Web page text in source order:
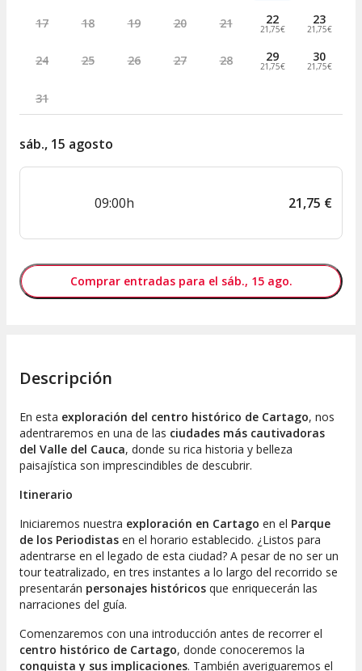
17 18 19 20 21 22
21,75€
23
21,75€
24 25 26 27 28 29
21,75€
30
21,75€
31
sáb., 15 agosto
09:00h 21,75 €
Comprar entradas para el sáb., 15 ago.
Descripción
En esta exploración del centro histórico de Cartago, nos
adentraremos en una de las ciudades más cautivadoras
del Valle del Cauca, donde su rica historia y belleza
paisajística son imprescindibles de descubrir.
Itinerario
Iniciaremos nuestra exploración en Cartago en el Parque
de los Periodistas en el horario establecido. ¿Listos para
adentrarse en el legado de esta ciudad? A pesar de no ser un
tour teatralizado, en tres instantes a lo largo del recorrido se
presentarán personajes históricos que enriquecerán las
narraciones del guía.
Comenzaremos con una introducción antes de recorrer el
centro histórico de Cartago, donde conoceremos la
conquista y sus implicaciones. También averiguaremos el